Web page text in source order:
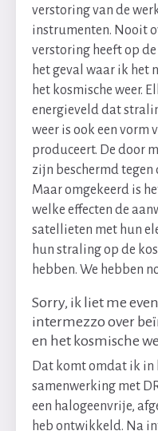
verstoring van de
instrumenten. Nooit
verstoring heeft op de
het geval waar ik het
het kosmische weer.
energieveld dat
weer is ook een vorm
produceert. De door
zijn beschermd
Maar omgekeerd is
welke effecten de
satellieten met hun
hun straling op de
hebben. We hebben
Sorry, ik liet me
intermezzo over
en het kosmische
Dat komt omdat ik in
samenwerking met
een halogeenvrije,
heb ontwikkeld. Na